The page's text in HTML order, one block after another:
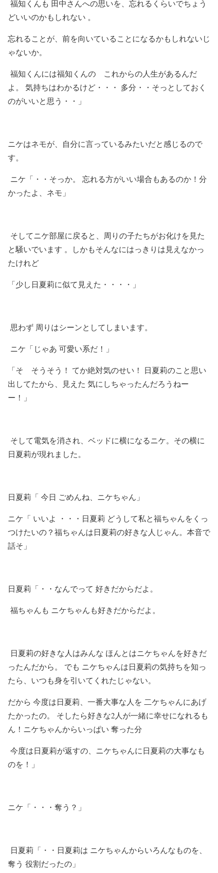
福知くんも 田中さんへの思いを、忘れるくらいでちょう
どいいのかもしれない 。
忘れることが、前を向いていることになるかもしれないじ
ゃないか。
福知くんには福知くんの これからの人生があるんだ
よ。 気持ちはわかるけど・・・ 多分・・そっとしておく
のがいいと思う・・」
ニケはネモが、自分に言っているみたいだと感じるので
す。
ニケ「・・そっか。 忘れる方がいい場合もあるのか！分
かったよ、ネモ」
そしてニケ部屋に戻ると、周りの子たちがお化けを見た
と騒いでいます 。しかもそんなにはっきりは見えなかっ
たけれど
「少し日夏莉に似て見えた・・・・」
思わず 周りはシーンとしてしまいます。
ニケ「じゃあ 可愛い系だ！」
「そ そうそう！ てか絶対気のせい！ 日夏莉のこと思い
出してたから、見えた 気にしちゃったんだろうねー
ー！」
そして電気を消され、ベッドに横になるニケ。その横に
日夏莉が現れました。
日夏莉「 今日 ごめんね、ニケちゃん」
ニケ「 いいよ ・・・日夏莉 どうして私と福ちゃんをくっ
つけたいの？福ちゃんは日夏莉の好きな人じゃん。本音で
話そ」
日夏莉「・・なんでって 好きだからだよ。
福ちゃんも ニケちゃんも好きだからだよ。
日夏莉の好きな人はみんな ほんとはニケちゃんを好きだ
ったんだから。 でも ニケちゃんは日夏莉の気持ちを知っ
たら、いつも身を引いてくれたじゃない。
だから 今度は日夏莉、一番大事な人を 二ケちゃんにあげ
たかったの。 そしたら好きな2人が一緒に幸せになれるも
ん！ニケちゃんからいっぱい 奪った分
今度は日夏莉が返すの、ニケちゃんに日夏莉の大事なも
のを！」
ニケ「・・・奪う？」
日夏莉「・・日夏莉は ニケちゃんからいろんなものを、
奪う 役割だったの」